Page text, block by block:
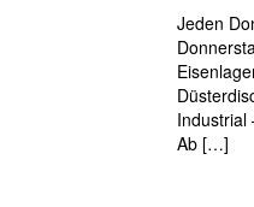
Jeden
Industrial
Ab […]